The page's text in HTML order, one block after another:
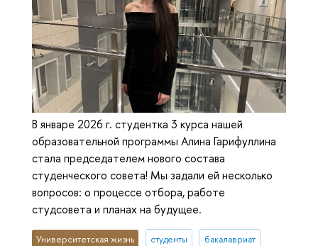
В январе 2026 г. студентка 3 курса нашей
образовательной программы Алина Гарифуллина
стала председателем нового состава
студенческого совета! Мы задали ей несколько
вопросов: о процессе отбора, работе
студсовета и планах на будущее.
Университетская жизнь студенты бакалавриат